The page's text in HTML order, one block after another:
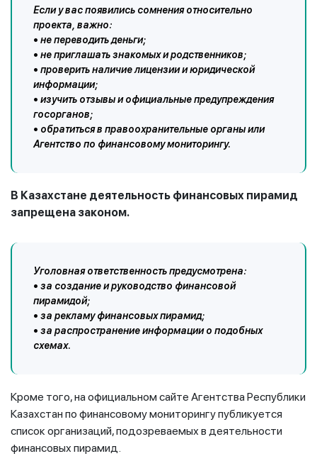
Если у вас появились сомнения относительно
проекта, важно:
• не переводить деньги;
• не приглашать знакомых и родственников;
• проверить наличие лицензии и юридической
информации;
• изучить отзывы и официальные предупреждения
госорганов;
• обратиться в правоохранительные органы или
Агентство по финансовому мониторингу.
В Казахстане деятельность финансовых пирамид
запрещена законом.
Уголовная ответственность предусмотрена:
• за создание и руководство финансовой
пирамидой;
• за рекламу финансовых пирамид;
• за распространение информации о подобных
схемах.
Кроме того, на официальном сайте Агентства Республики
Казахстан по финансовому мониторингу публикуется
список организаций, подозреваемых в деятельности
финансовых пирамид.